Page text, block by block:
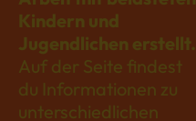
Kindern und
Jugendlichen erstellt.
Auf der Seite findest
du Informationen zu
unterschiedlichen